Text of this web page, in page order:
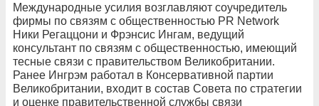
Международные усилия возглавляют соучредитель
фирмы по связям с общественностью PR Network
Ники Регаццони и Фрэнсис Ингам, ведущий
консультант по связям с общественностью, имеющий
тесные связи с правительством Великобритании.
Ранее Ингрэм работал в Консервативной партии
Великобритании, входит в состав Совета по стратегии
и оценке правительственной службы связи